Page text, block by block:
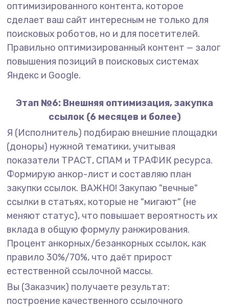
оптимизированного контента, которое
сделает ваш сайт интересным не только для
поисковых роботов, но и для посетителей.
Правильно оптимизированный контент — залог
повышения позиций в поисковых системах
Яндекс и Google.
Этап №6: Внешняя оптимизация, закупка
ссылок (6 месяцев и более)
Я (Исполнитель) подбираю внешние площадки
(доноры) нужной тематики, учитывая
показатели ТРАСТ, СПАМ и ТРАФИК ресурса.
Формирую анкор-лист и составляю план
закупки ссылок. ВАЖНО! Закупаю "вечные"
ссылки в статьях, которые не "мигают" (не
меняют статус), что повышает вероятность их
вклада в общую формулу ранжирования.
Процент анкорных/безанкорных ссылок, как
правило 30%/70%, что даёт прирост
естественной ссылочной массы.
Вы (Заказчик) получаете результат:
построение качественного ссылочного